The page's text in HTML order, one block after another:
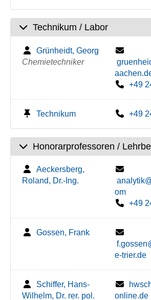
Technikum / Labor
Grünheidt, Georg
Chemietechniker
+49
Technikum +49
Honorarprofessoren /
Aeckersberg,
Roland, Dr.-Ing.
om
+49
Gossen, Frank
e-trier.de
Schiffer, Hans-
Wilhelm, Dr. rer. pol.
online.de